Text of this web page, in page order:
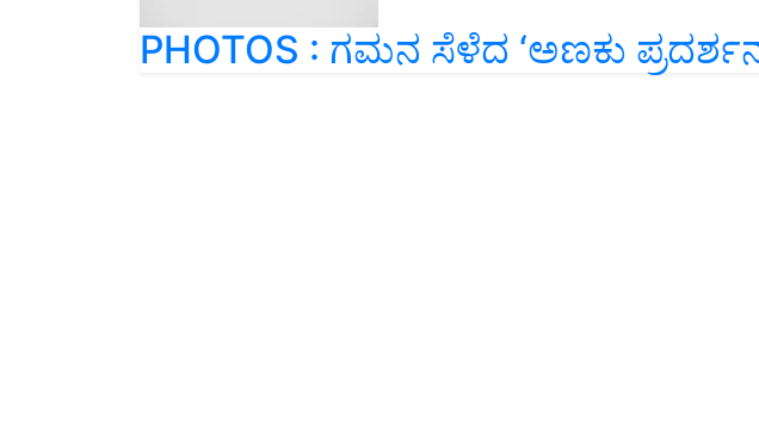
PHOTOS : ಗಮನ ಸೆಳೆದ ‘ಅಣಕು